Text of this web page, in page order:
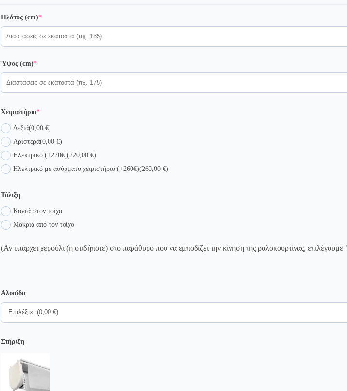
Πλάτος (cm)*(required)
Ύψος (cm)*(required)
Χειριστήριο*(required)
Δεξιά(0,00 €)
Αριστερα(0,00 €)
Ηλεκτρικό (+220€)(220,00 €)
Ηλεκτρικό με ασύρματο χειριστήριο (+260€)(260,00 €)
Τύλιξη
Κοντά στον τοίχο
Μακριά από τον τοίχο
(Αν υπάρχει χερούλι (η οτιδήποτε) στο παράθυρο που να εμποδίζει την κίνηση της ρολοκουρτίνας,
Αλυσίδα
Στήριξη